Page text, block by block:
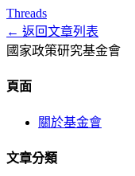
Threads
← 返回文章列表
國家政策研究基金會
頁面
關於基金會
文章分類